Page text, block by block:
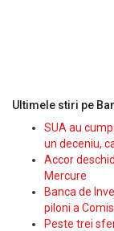
Ultimele stiri pe
SUA au
un deceniu,
Accor
Mercure
Banca de
piloni a
Peste trei